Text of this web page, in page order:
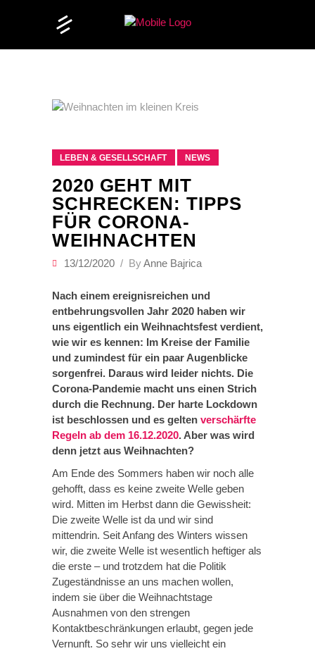
LEBEN & GESELLSCHAFT NEWS
2020 GEHT MIT
SCHRECKEN: TIPPS
FÜR CORONA-
WEIHNACHTEN
13/12/2020 ByAnne Bajrica
Nach einem ereignisreichen und
entbehrungsvollen Jahr 2020 haben wir
uns eigentlich ein Weihnachtsfest verdient,
wie wir es kennen: Im Kreise der Familie
und zumindest für ein paar Augenblicke
sorgenfrei. Daraus wird leider nichts. Die
Corona-Pandemie macht uns einen Strich
durch die Rechnung. Der harte Lockdown
ist beschlossen und es gelten verschärfte
Regeln ab dem 16.12.2020. Aber was wird
denn jetzt aus Weihnachten?
Am Ende des Sommers haben wir noch alle
gehofft, dass es keine zweite Welle geben
wird. Mitten im Herbst dann die Gewissheit:
Die zweite Welle ist da und wir sind
mittendrin. Seit Anfang des Winters wissen
wir, die zweite Welle ist wesentlich heftiger als
die erste – und trotzdem hat die Politik
Zugeständnisse an uns machen wollen,
indem sie über die Weihnachtstage
Ausnahmen von den strengen
Kontaktbeschränkungen erlaubt, gegen jede
Vernunft. So sehr wir uns vielleicht ein